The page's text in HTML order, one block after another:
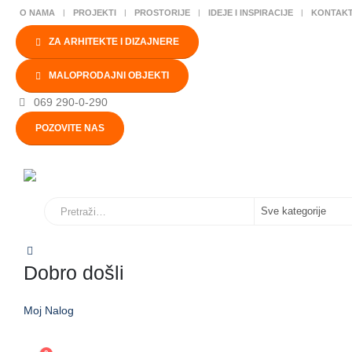
O NAMA PROJEKTI PROSTORIJE IDEJE I INSPIRACIJE
ZA ARHITEKTE I DIZAJNERE
MALOPRODAJNI OBJEKTI
069 290-0-290
POZOVITE NAS
Dobro došli
Moj Nalog